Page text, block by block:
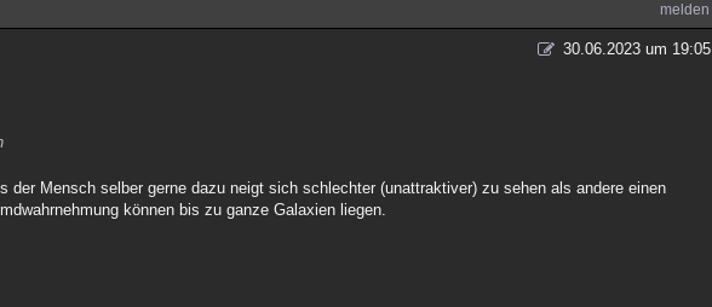
melden
30.06.2023 um 19:05
der Mensch selber gerne dazu neigt sich schlechter (unattraktiver) zu sehen als andere einen
können bis zu ganze Galaxien liegen.